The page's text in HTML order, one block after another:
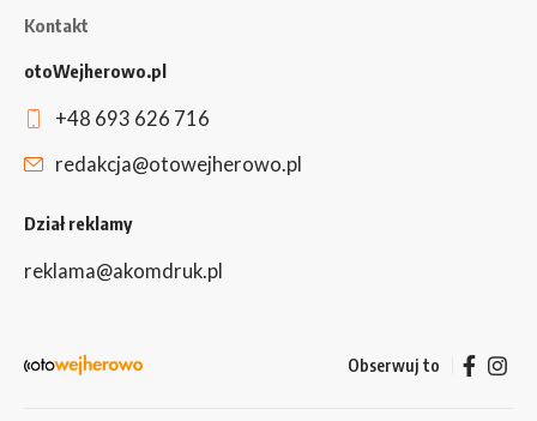
Kontakt
otoWejherowo.pl
+48 693 626 716
redakcja@otowejherowo.pl
Dział reklamy
reklama@akomdruk.pl
Obserwuj to